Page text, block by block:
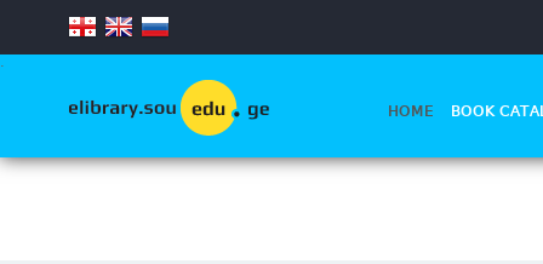
.
HOME BOOK